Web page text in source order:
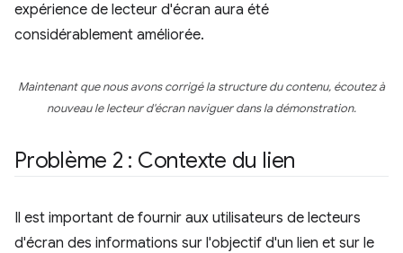
expérience de lecteur d'écran aura été
considérablement améliorée.
Maintenant que nous avons corrigé la structure du contenu, écoutez à
nouveau le lecteur d'écran naviguer dans la démonstration.
Problème 2 : Contexte du lien
Il est important de fournir aux utilisateurs de lecteurs
d'écran des informations sur l'objectif d'un lien et sur le